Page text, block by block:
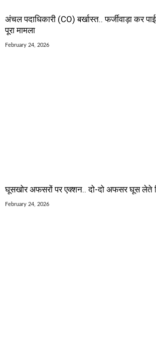
अंचल पदाधिकारी (CO) बर्खास्त.. फर्जीवाड़ा कर
पूरा मामला
February 24, 2026
घूसखोर अफसरों पर एक्शन.. दो-दो अफसर घूस लेते
February 24, 2026